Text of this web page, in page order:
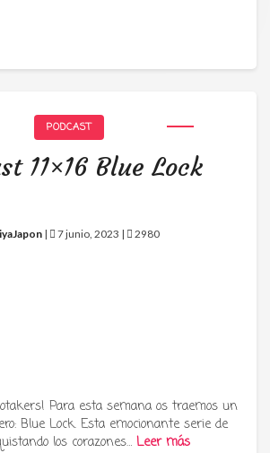
PODCAST
11×16 Blue Lock
| 7 junio, 2023 | 2980
Para esta semana os traemos un
Blue Lock. Esta emocionante serie de
los corazones… Leer más